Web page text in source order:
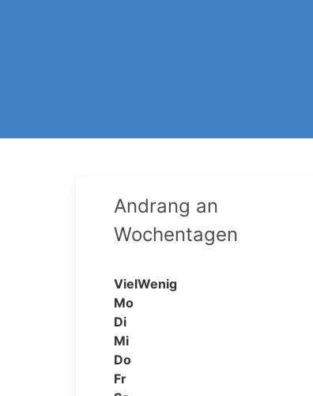
Andrang an
Wochentagen
VielWenig
Mo
Di
Mi
Do
Fr